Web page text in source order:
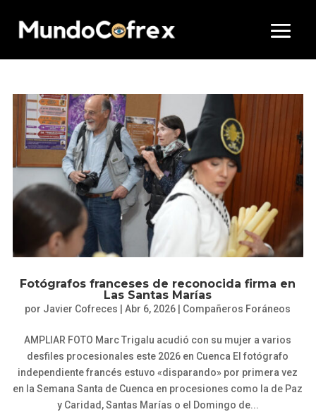
Fotógrafos franceses de reconocida firma en
Las Santas Marías
por Javier Cofreces |Abr 6, 2026 Compañeros Foráneos
AMPLIAR FOTO Marc Trigalu acudió con su mujer a varios
desfiles procesionales este 2026 en Cuenca El fotógrafo
independiente francés estuvo «disparando» por primera vez
en la Semana Santa de Cuenca en procesiones como la de Paz
y Caridad, Santas Marías o el Domingo de...